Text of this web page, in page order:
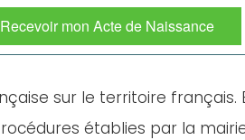
Recevoir mon Acte de Naissance
sur le territoire français.
établies par la mairie